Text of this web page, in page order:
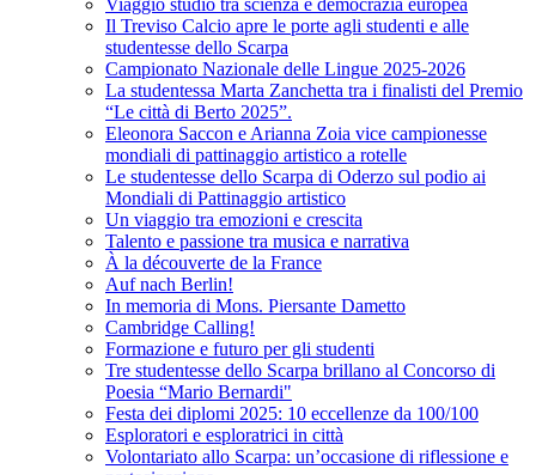
Viaggio studio tra scienza e democrazia europea
Il Treviso Calcio apre le porte agli studenti e alle
studentesse dello Scarpa
Campionato Nazionale delle Lingue 2025-2026
La studentessa Marta Zanchetta tra i finalisti del Premio
“Le città di Berto 2025”.
Eleonora Saccon e Arianna Zoia vice campionesse
mondiali di pattinaggio artistico a rotelle
Le studentesse dello Scarpa di Oderzo sul podio ai
Mondiali di Pattinaggio artistico
Un viaggio tra emozioni e crescita
Talento e passione tra musica e narrativa
À la découverte de la France
Auf nach Berlin!
In memoria di Mons. Piersante Dametto
Cambridge Calling!
Formazione e futuro per gli studenti
Tre studentesse dello Scarpa brillano al Concorso di
Poesia “Mario Bernardi"
Festa dei diplomi 2025: 10 eccellenze da 100/100
Esploratori e esploratrici in città
Volontariato allo Scarpa: un’occasione di riflessione e